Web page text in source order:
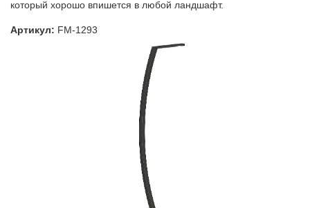
который хорошо впишется в любой ландшафт.
Артикул: FM-1293